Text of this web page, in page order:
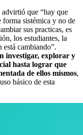
que “hay que
forma sistémica y no de
sus practicas, es
los estudiantes, la
cambiando”.
investigar, explorar y
hasta lograr que
de ellos mismos,
básico de esta